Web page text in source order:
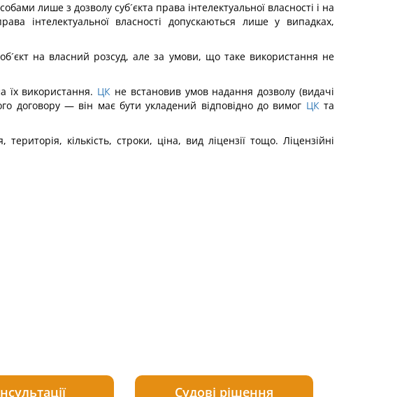
лише з дозволу суб´єкта права інтелектуальної власності і на
інтелектуальної власності допускаються лише у випадках,
на власний розсуд, але за умови, що таке використання не
їх використання. ЦК не встановив умов надання дозволу (видачі
договору — він має бути укладений відповідно до вимог ЦКта
кількість, строки, ціна, вид ліцензії тощо. Ліцензійні
Судові рішення